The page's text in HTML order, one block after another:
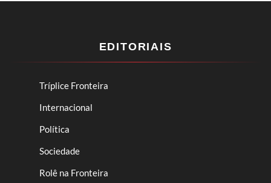
EDITORIAIS
Tríplice Fronteira
Internacional
Política
Sociedade
Rolê na Fronteira